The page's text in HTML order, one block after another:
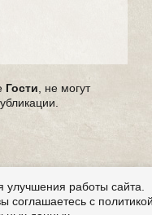
Гости , не могут
работы сайта.
соглашаетесь с